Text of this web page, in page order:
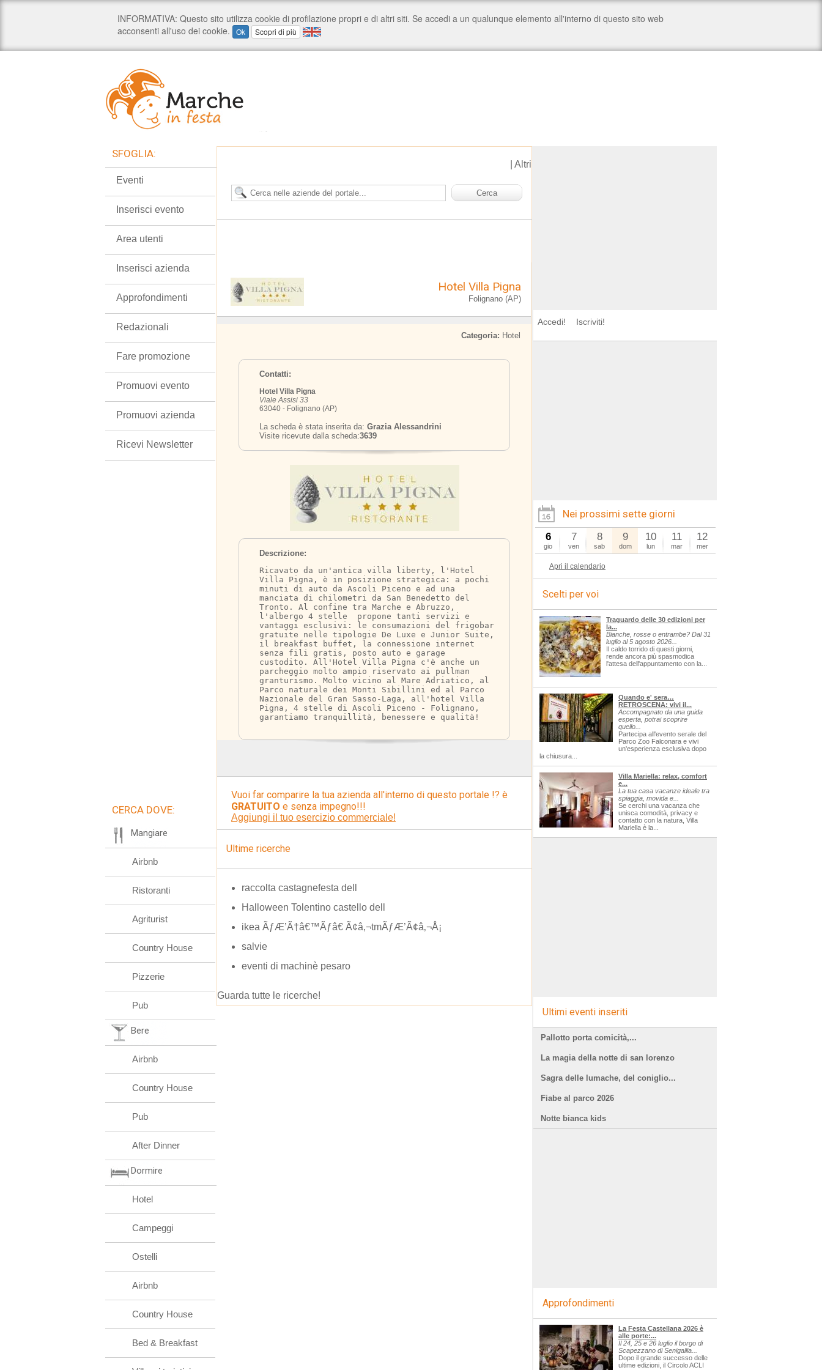
Altri
Hotel Villa Pigna
Folignano (AP)
Categoria: Hotel
Contatti:
Hotel Villa Pigna
Viale Assisi 33
63040 - Folignano (AP)
La scheda è stata inserita da: Grazia Alessandrini
Visite ricevute dalla scheda:3639
Descrizione:
Ricavato da un'antica villa liberty, l'Hotel
Villa Pigna, è in posizione strategica: a pochi
minuti di auto da Ascoli Piceno e ad una
manciata di chilometri da San Benedetto del
Tronto. Al confine tra Marche e Abruzzo,
l'albergo 4 stelle  propone tanti servizi e
vantaggi esclusivi: le consumazioni del frigobar
gratuite nelle tipologie De Luxe e Junior Suite,
il breakfast buffet, la connessione internet
senza fili gratis, posto auto e garage
custodito. All'Hotel Villa Pigna c'è anche un
parcheggio molto ampio riservato ai pullman
granturismo. Molto vicino al Mare Adriatico, al
Parco naturale dei Monti Sibillini ed al Parco
Nazionale del Gran Sasso-Laga, all'hotel Villa
Pigna, 4 stelle di Ascoli Piceno - Folignano,
garantiamo tranquillità, benessere e qualità!
Vuoi far comparire la tua azienda all'interno di questo portale !? è
GRATUITO e senza impegno!!!
Aggiungi il tuo esercizio commerciale!
Ultime ricerche
raccolta castagnefesta dell
Halloween Tolentino castello dell
ikea ÃƒÆ’Ã†â€™Ãƒâ€ Ã¢â‚¬tmÃƒÆ’Ã¢â‚¬Å¡
salvie
eventi di machinè pesaro
Guarda tutte le ricerche!
SFOGLIA:
Eventi
Inserisci evento
Area utenti
Inserisci azienda
Approfondimenti
Redazionali
Fare promozione
Promuovi evento
Promuovi azienda
Ricevi Newsletter
CERCA DOVE:
Mangiare
Airbnb
Ristoranti
Agriturist
Country House
Pizzerie
Pub
Bere
Airbnb
Country House
Pub
After Dinner
Dormire
Hotel
Campeggi
Ostelli
Airbnb
Country House
Bed & Breakfast
Accedi! Iscriviti!
Nei prossimi sette giorni
6
gio
7
ven
8
sab
9
dom
10
lun
11
mar
12
mer
Apri il calendario
Scelti per voi
Traguardo delle 30 edizioni per
la...
Bianche, rosse o entrambe? Dal 31
luglio al 5 agosto 2026...
Il caldo torrido di questi giorni,
rende ancora più spasmodica
l'attesa dell'appuntamento con la...
Quando e' sera…
RETROSCENA: vivi il...
Accompagnato da una guida
esperta, potrai scoprire
quello...
Partecipa all'evento serale del
Parco Zoo Falconara e vivi
un'esperienza esclusiva dopo
la chiusura...
Villa Mariella: relax, comfort
e...
La tua casa vacanze ideale tra
spiaggia, movida e...
Se cerchi una vacanza che
unisca comodità, privacy e
contatto con la natura, Villa
Mariella è la...
Ultimi eventi inseriti
Pallotto porta comicità,...
La magia della notte di san lorenzo
Sagra delle lumache, del coniglio...
Fiabe al parco 2026
Notte bianca kids
Approfondimenti
La Festa Castellana 2026 è
alle porte:...
Il 24, 25 e 26 luglio il borgo di
Scapezzano di Senigallia...
Dopo il grande successo delle
ultime edizioni, il Circolo ACLI